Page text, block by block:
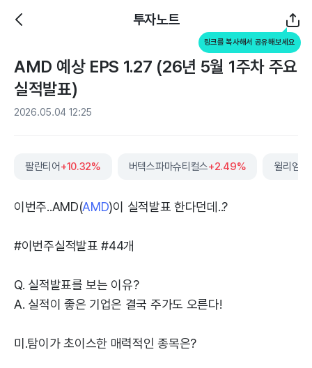
투자노트
링크를 복사해서 공유해보세요
AMD 예상 EPS 1.27 (26년 5월 1주차 주요
실적발표)
2026.05.04 12:25
팔란티어 +10.32% 버텍스파마슈티컬스+2.49% 윌리엄스
이번주..AMD(AMD)이 실적발표 한다던데..?
#이번주실적발표 #44개
Q. 실적발표를 보는 이유?
A. 실적이 좋은 기업은 결국 주가도 오른다!
미.탐이가 초이스한 매력적인 종목은?